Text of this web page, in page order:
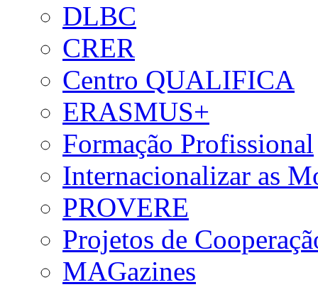
DLBC
CRER
Centro QUALIFICA
ERASMUS+
Formação Profissional
Internacionalizar as
PROVERE
Projetos de
MAGazines